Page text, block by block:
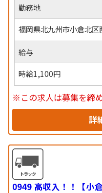
勤務地
福岡県北九州市小倉北区
給与
時給1,100円
※この求人は募集を締
詳
0949 高収入！！【小